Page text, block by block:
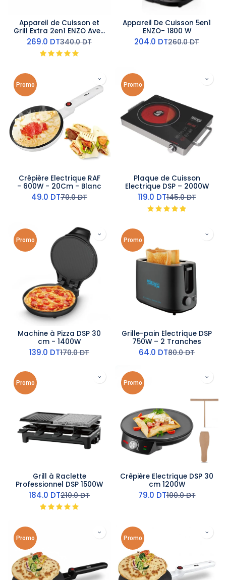
Appareil de Cuisson et
Grill Extra 2en1 ENZO Avec
afficheur 2200 W
269.0 DT340.0DT
Appareil De Cuisson 5en1
ENZO- 1800 W
204.0 DT260.0DT
Promo
Crêpière Electrique RAF
- 600W - 20Cm - Blanc
49.0 DT70.0DT
Promo
Plaque de Cuisson
Electrique DSP – 2000W
119.0 DT145.0DT
Promo
Machine à Pizza DSP 30
cm - 1400W
139.0 DT170.0DT
Promo
Grille-pain Électrique DSP
750W – 2 Tranches
64.0 DT80.0DT
Promo
Grill à Raclette
Professionnel DSP 1500W
184.0 DT210.0DT
Promo
Crêpière Electrique DSP 30
cm 1200W
79.0 DT100.0DT
Promo Promo